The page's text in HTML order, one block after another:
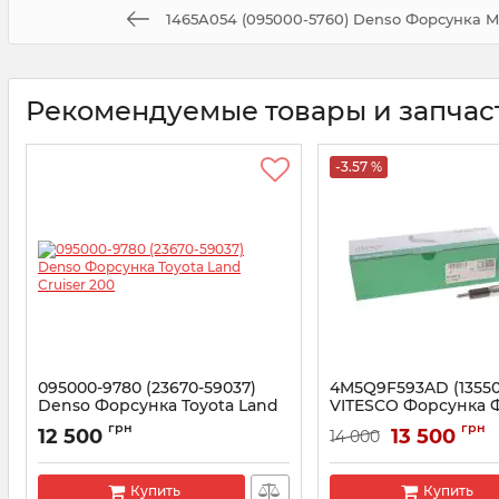
1465A054 (095000-5760) Denso Форсунка
Рекомендуемые товары и
095000-9780 (23670-59037)
Denso Форсунка Toyota Land
Cruiser 200
Артикул: 095000-9780
12 500 грн
Купить
-3.57 %
4M5Q9F593AD
VITESCO Форсунка
Транзит Коннект 1.8
Артикул: 562000710
14 000 13 500 грн
Купить